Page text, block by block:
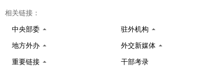
相关链接：
中央部委 驻外机构
地方外办 外交新媒体
重要链接 干部考录